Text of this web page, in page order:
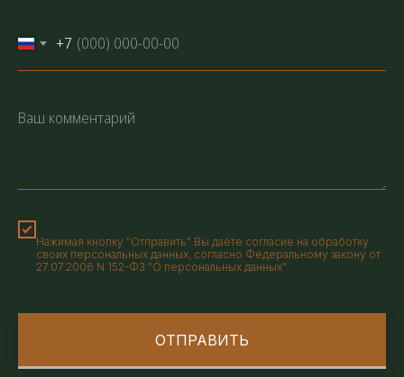
+7
Нажимая кнопку "Отправить" Вы даёте согласие на обработку
своих персональных данных, согласно Федеральному закону от
27.07.2006 N 152-ФЗ "О персональных данных".
ОТПРАВИТЬ